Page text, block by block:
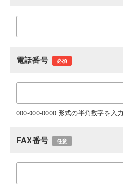
電話番号 必須
000-000-0000 形式の半角数字を入力
FAX番号 任意